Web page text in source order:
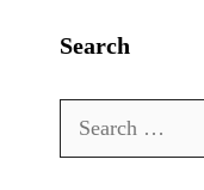
Search
Search
for: